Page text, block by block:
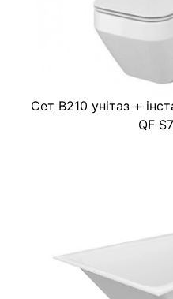
Сет В210 унітаз +
QF